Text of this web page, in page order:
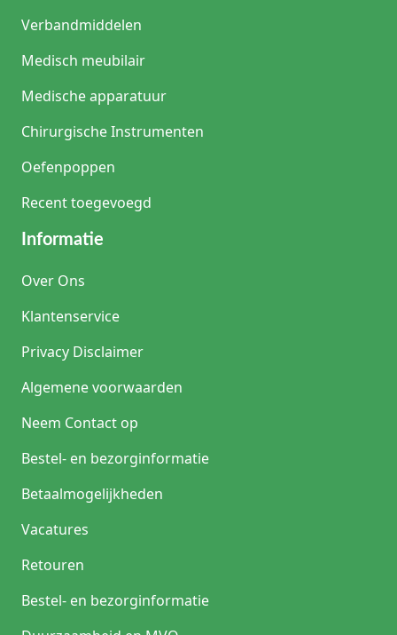
Verbandmiddelen
Medisch meubilair
Medische apparatuur
Chirurgische Instrumenten
Oefenpoppen
Recent toegevoegd
Informatie
Over Ons
Klantenservice
Privacy Disclaimer
Algemene voorwaarden
Neem Contact op
Bestel- en bezorginformatie
Betaalmogelijkheden
Vacatures
Retouren
Bestel- en bezorginformatie